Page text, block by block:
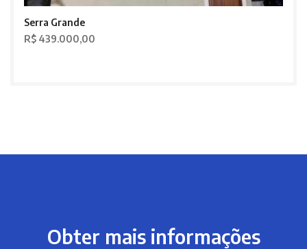
Serra Grande
R$ 439.000,00
Obter mais informações